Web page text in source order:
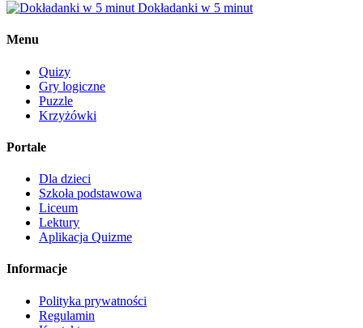
Dokładanki w 5 minut
Menu
Quizy
Gry logiczne
Puzzle
Krzyżówki
Portale
Dla dzieci
Szkoła podstawowa
Liceum
Lektury
Aplikacja Quizme
Informacje
Polityka prywatności
Regulamin